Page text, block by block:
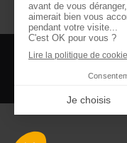
CGV CGU
©2026